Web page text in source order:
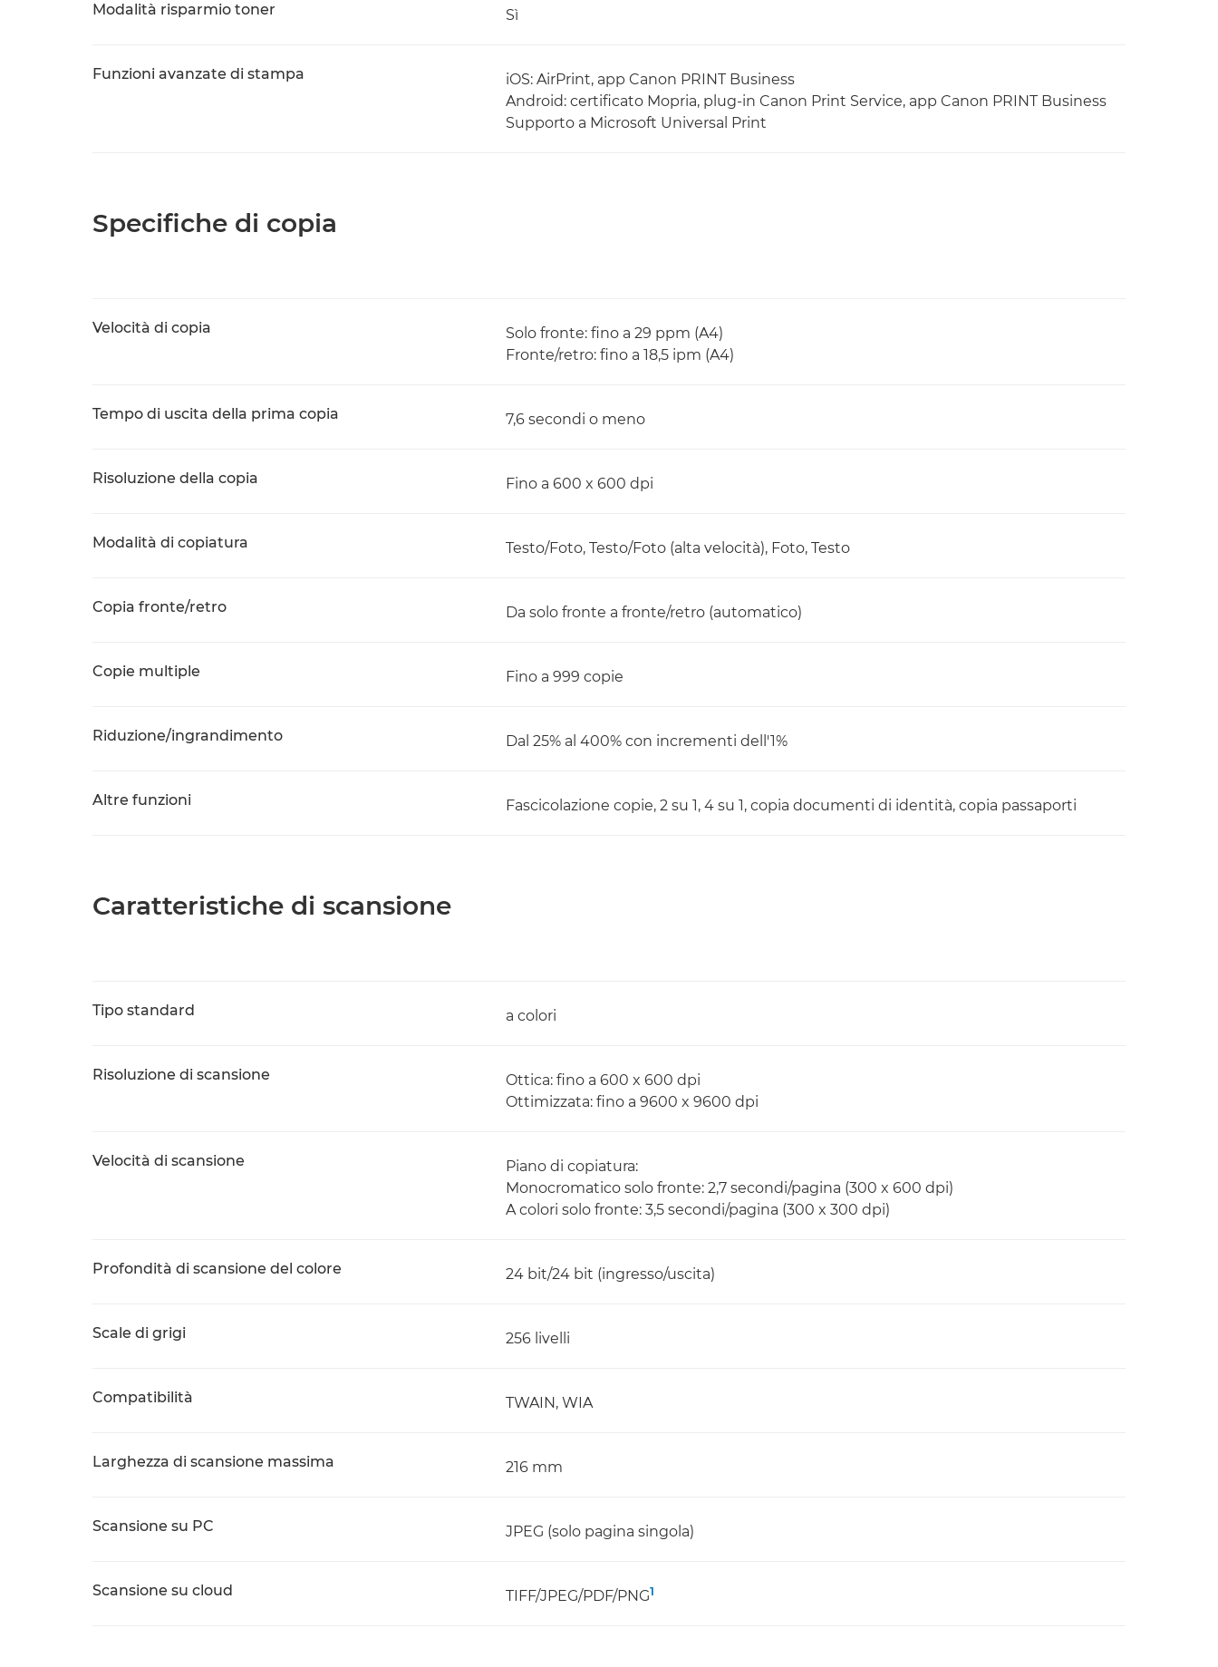
Modalità risparmio toner Sì
Funzioni avanzate di stampa
iOS: AirPrint, app Canon PRINT Business
Android: certificato Mopria, plug-in Canon Print Service, app Canon PRINT Business
Supporto a Microsoft Universal Print
Specifiche di copia
Velocità di copia
Solo fronte: fino a 29 ppm (A4)
Fronte/retro: fino a 18,5 ipm (A4)
Tempo di uscita della prima copia 7,6 secondi o meno
Risoluzione della copia Fino a 600 x 600 dpi
Modalità di copiatura Testo/Foto, Testo/Foto (alta velocità), Foto, Testo
Copia fronte/retro Da solo fronte a fronte/retro (automatico)
Copie multiple Fino a 999 copie
Riduzione/ingrandimento Dal 25% al 400% con incrementi dell'1%
Altre funzioni Fascicolazione copie, 2 su 1, 4 su 1, copia documenti di identità, copia passaporti
Caratteristiche di scansione
Tipo standard a colori
Risoluzione di scansione
Ottica: fino a 600 x 600 dpi
Ottimizzata: fino a 9600 x 9600 dpi
Velocità di scansione
Piano di copiatura:
Monocromatico solo fronte: 2,7 secondi/pagina (300 x 600 dpi)
A colori solo fronte: 3,5 secondi/pagina (300 x 300 dpi)
Profondità di scansione del colore 24 bit/24 bit (ingresso/uscita)
Scale di grigi 256 livelli
Compatibilità TWAIN, WIA
Larghezza di scansione massima 216 mm
Scansione su PC JPEG (solo pagina singola)
Scansione su cloud TIFF/JPEG/PDF/PNG1